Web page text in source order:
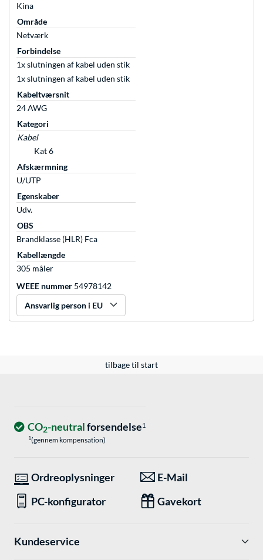
Kina
Område
Netværk
Forbindelse
1x slutningen af kabel uden stik
1x slutningen af kabel uden stik
Kabeltværsnit
24 AWG
Kategori
Kabel
Kat 6
Afskærmning
U/UTP
Egenskaber
Udv.
OBS
Brandklasse (HLR) Fca
Kabellængde
305 måler
WEEE nummer 54978142
Ansvarlig person i EU
tilbage til start
CO2-neutralforsendelse1
1(gennem kompensation)
Ordreoplysninger
E-Mail
PC-konfigurator
Gavekort
Kundeservice